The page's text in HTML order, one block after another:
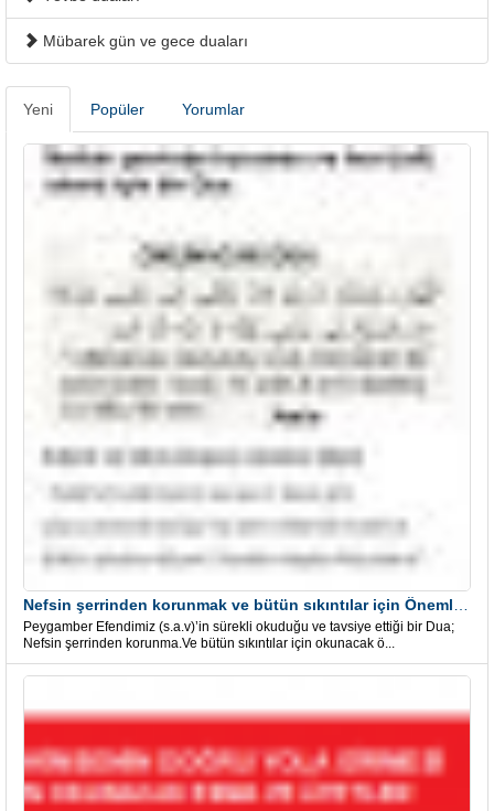
Mübarek gün ve gece duaları
Yeni Popüler Yorumlar
Peygamber Efendimiz (s.a.v)’in sürekli okuduğu ve tavsiye ettiği bir Dua;
Nefsin şerrinden korunma.Ve bütün sıkıntılar için okunacak ö...